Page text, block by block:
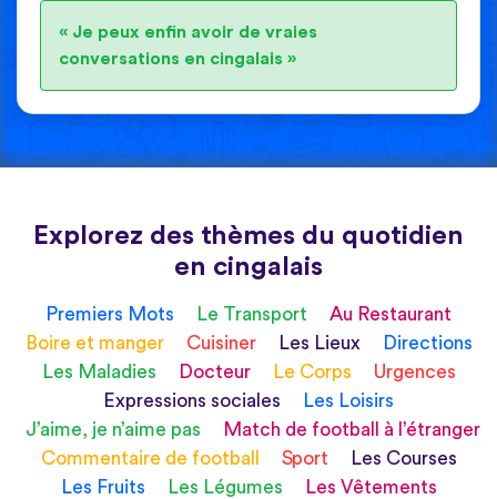
« Je peux enfin avoir de vraies
conversations en cingalais »
Explorez des thèmes du quotidien
en cingalais
Premiers Mots Le Transport
Au Restaurant
Boire et manger
Cuisiner Les Lieux
Directions
Les Maladies
Docteur Le Corps
Urgences
Expressions sociales
Les Loisirs
J’aime, je n’aime pas
Match de football à l’étranger
Commentaire de football
Sport
Les Courses
Les Fruits
Les Légumes
Les Vêtements